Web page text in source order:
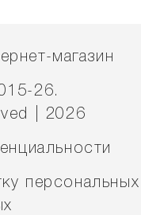
магазин
26.
| 2026
персональных